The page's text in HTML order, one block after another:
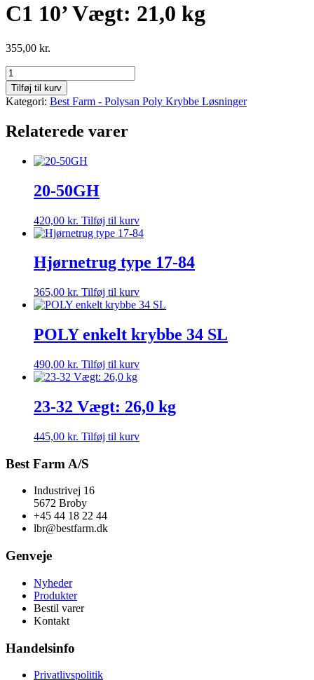
C1 10’ Vægt: 21,0 kg
355,00 kr.
C1
10’
Vægt:
21,0
antal
Tilføj til kurv
Kategori: Best Farm - Polysan Poly Krybbe Løsninger
Relaterede varer
20-50GH
420,00 kr. Tilføj til kurv
Hjørnetrug type 17-84
365,00 kr. Tilføj til kurv
POLY enkelt krybbe 34 SL
490,00 kr. Tilføj til kurv
23-32 Vægt: 26,0 kg
445,00 kr. Tilføj til kurv
Best Farm A/S
Industrivej 16
5672 Broby
+45 44 18 22 44
lbr@bestfarm.dk
Genveje
Nyheder
Produkter
Bestil varer
Kontakt
Handelsinfo
Privatlivspolitik